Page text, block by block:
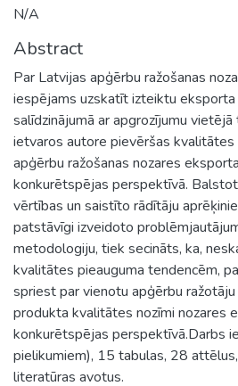
N/A
Abstract
Par Latvijas apģērbu ražošanas
iespējams uzskatīt izteiktu eksporta
salīdzinājumā ar apgrozījumu
ietvaros autore pievēršas
apģērbu ražošanas nozares
konkurētspējas perspektīvā.
vērtības un saistīto rādītāju
patstāvīgi izveidoto
metodologiju, tiek secināts, ka,
kvalitātes pieauguma tendencēm,
spriest par vienotu apģērbu
produkta kvalitātes nozīmi nozares
konkurētspējas perspektīvā.Darbs
pielikumiem), 15 tabulas, 28
literatūras avotus.